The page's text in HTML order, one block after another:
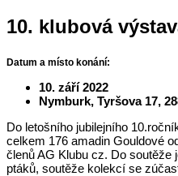
10. klubová
Datum a místo konání:
10. září 2022
Nymburk, Tyršova 17,
Do letošního jubilejního
celkem 176 amadin Gouldové
členů AG Klubu cz. Do soutěže
ptáků, soutěže kolekcí se